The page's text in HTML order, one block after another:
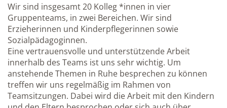
Wir sind insgesamt 20 Kolleg *innen in vier
Gruppenteams, in zwei Bereichen. Wir sind
Erzieherinnen und Kinderpflegerinnen sowie
Sozialpädagoginnen.
Eine vertrauensvolle und unterstützende Arbeit
innerhalb des Teams ist uns sehr wichtig. Um
anstehende Themen in Ruhe besprechen zu können
treffen wir uns regelmäßig im Rahmen von
Teamsitzungen. Dabei wird die Arbeit mit den Kindern